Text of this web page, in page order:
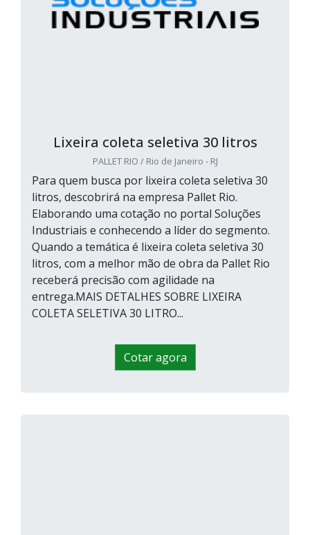
Lixeira coleta seletiva 30 litros
PALLET RIO / Rio de Janeiro - RJ
Para quem busca por lixeira coleta seletiva 30
litros, descobrirá na empresa Pallet Rio.
Elaborando uma cotação no portal Soluções
Industriais e conhecendo a líder do segmento.
Quando a temática é lixeira coleta seletiva 30
litros, com a melhor mão de obra da Pallet Rio
receberá precisão com agilidade na
entrega.MAIS DETALHES SOBRE LIXEIRA
COLETA SELETIVA 30 LITRO...
Cotar agora